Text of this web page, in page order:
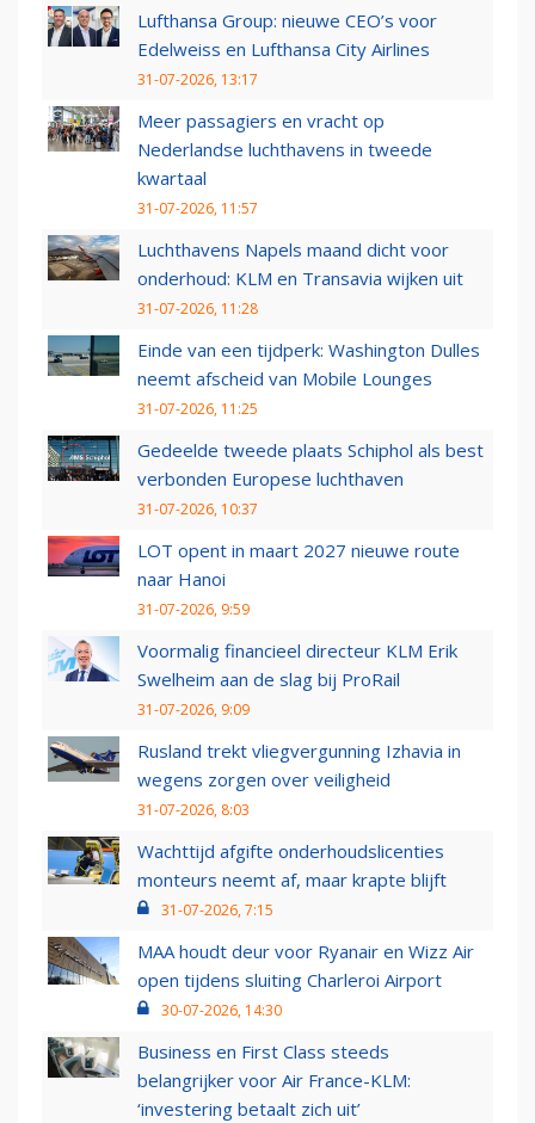
Lufthansa Group: nieuwe CEO’s voor
Edelweiss en Lufthansa City Airlines
31-07-2026, 13:17
Meer passagiers en vracht op
Nederlandse luchthavens in tweede
kwartaal
31-07-2026, 11:57
Luchthavens Napels maand dicht voor
onderhoud: KLM en Transavia wijken uit
31-07-2026, 11:28
Einde van een tijdperk: Washington Dulles
neemt afscheid van Mobile Lounges
31-07-2026, 11:25
Gedeelde tweede plaats Schiphol als best
verbonden Europese luchthaven
31-07-2026, 10:37
LOT opent in maart 2027 nieuwe route
naar Hanoi
31-07-2026, 9:59
Voormalig financieel directeur KLM Erik
Swelheim aan de slag bij ProRail
31-07-2026, 9:09
Rusland trekt vliegvergunning Izhavia in
wegens zorgen over veiligheid
31-07-2026, 8:03
Wachttijd afgifte onderhoudslicenties
monteurs neemt af, maar krapte blijft
31-07-2026, 7:15
MAA houdt deur voor Ryanair en Wizz Air
open tijdens sluiting Charleroi Airport
30-07-2026, 14:30
Business en First Class steeds
belangrijker voor Air France-KLM:
‘investering betaalt zich uit’